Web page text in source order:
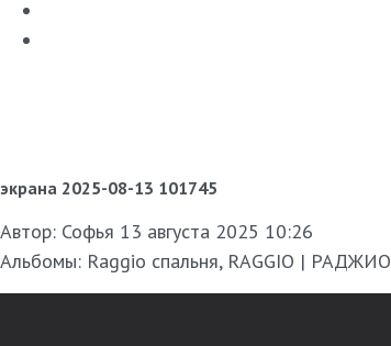
экрана 2025-08-13 101745
Автор: Софья 13 августа 2025 10:26
Альбомы: Raggio спальня, RAGGIO | РАДЖИО